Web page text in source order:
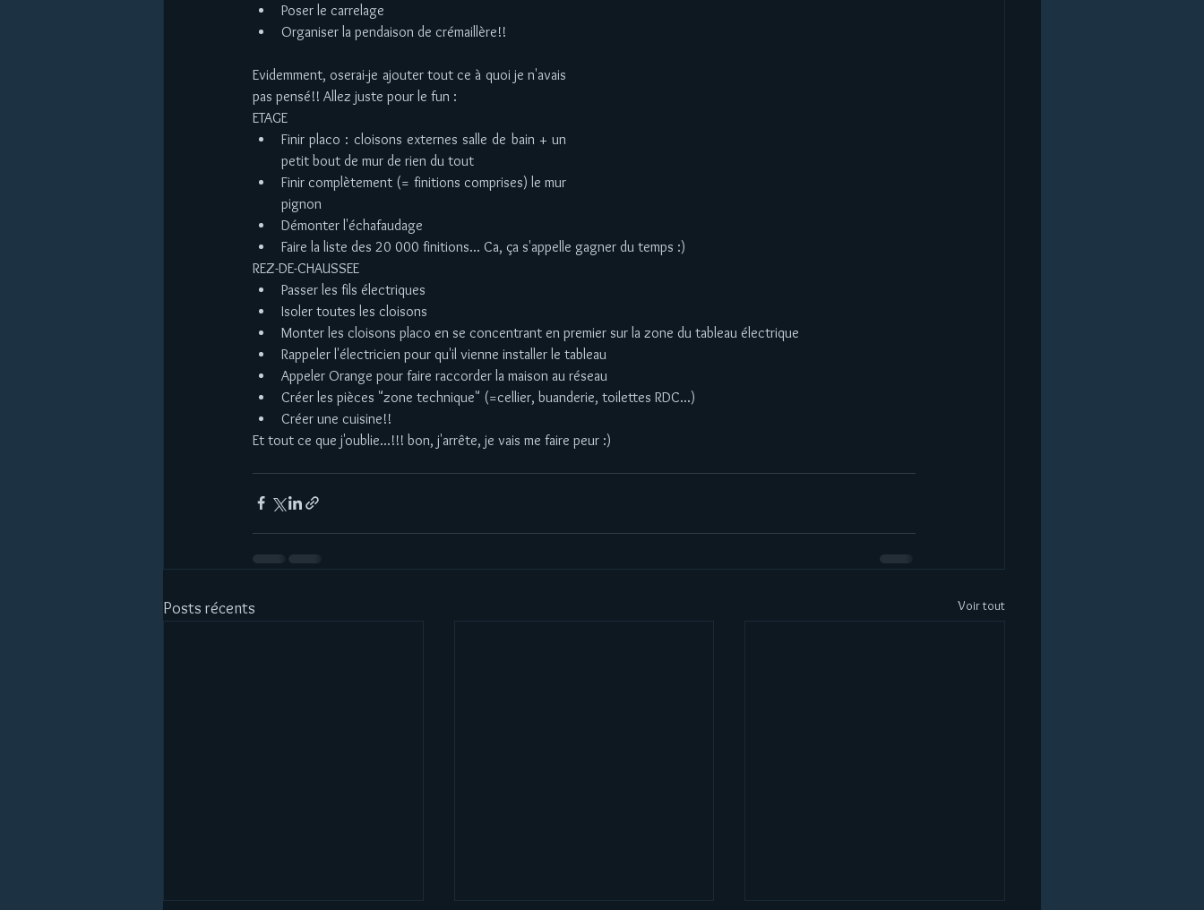
Poser le carrelage
Organiser la pendaison de crémaillère!!
Evidemment, oserai-je ajouter tout ce à quoi je n'avais
pas pensé!! Allez juste pour le fun :
ETAGE
Finir placo : cloisons externes salle de bain + un
petit bout de mur de rien du tout
Finir complètement (= finitions comprises) le mur
pignon
Démonter l'échafaudage
Faire la liste des 20 000 finitions... Ca, ça s'appelle gagner du temps :)
REZ-DE-CHAUSSEE
Passer les fils électriques
Isoler toutes les cloisons
Monter les cloisons placo en se concentrant en premier sur la zone du tableau électrique
Rappeler l'électricien pour qu'il vienne installer le tableau
Appeler Orange pour faire raccorder la maison au réseau
Créer les pièces "zone technique" (=cellier, buanderie, toilettes RDC...)
Créer une cuisine!!
Et tout ce que j'oublie...!!! bon, j'arrête, je vais me faire peur :)
Posts récents Voir tout